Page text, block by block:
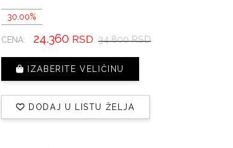
30.00%
CENA: 24.360 RSD 34.800 RSD
IZABERITE VELIČINU
DODAJ U LISTU ŽELJA